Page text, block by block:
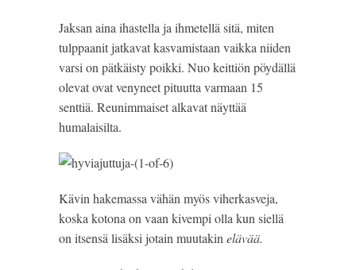
Jaksan aina ihastella ja ihmetellä sitä, miten
tulppaanit jatkavat kasvamistaan vaikka niiden
varsi on pätkäisty poikki. Nuo keittiön pöydällä
olevat ovat venyneet pituutta varmaan 15
senttiä. Reunimmaiset alkavat näyttää
humalaisilta.
Kävin hakemassa vähän myös viherkasveja,
koska kotona on vaan kivempi olla kun siellä
on itsensä lisäksi jotain muutakin elävää.